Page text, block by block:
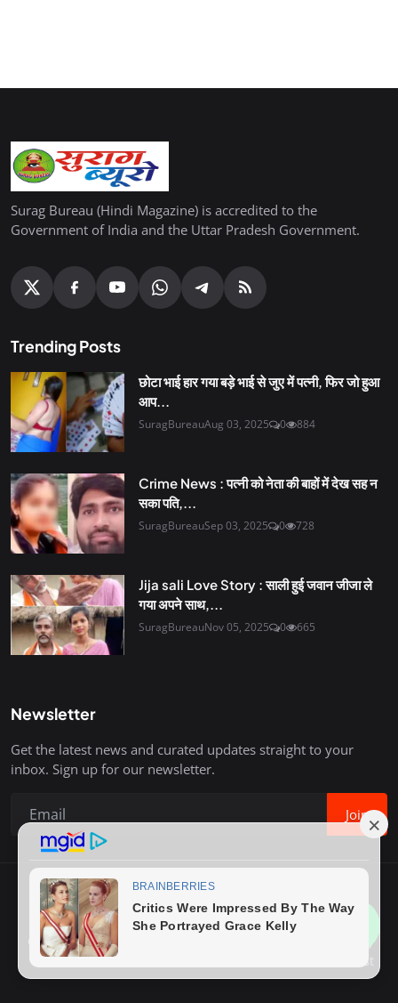
Surag Bureau (Hindi Magazine) is accredited to the
Government of India and the Uttar Pradesh Government.
Trending Posts
छोटा भाई हार गया बड़े भाई से जुए में पत्नी, फिर जो हुआ
आप...
SuragBureauAug 03, 2025 0 884
Crime News : पत्नी को नेता की बाहों में देख सह न
सका पति,...
SuragBureauSep 03, 2025 0 728
Jija sali Love Story : साली हुई जवान जीजा ले
गया अपने साथ,...
SuragBureauNov 05, 2025 0 665
Newsletter
Get the latest news and curated updates straight to your
inbox. Sign up for our newsletter.
Join
Copyright © 2020-26 Surag Bureau. All Rights Reserved.
Contact
Terms & Conditions
Privacy Policy
How to Write Post